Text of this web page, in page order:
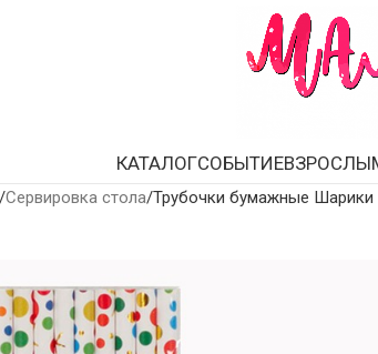
КАТАЛОГСОБЫТИЕ
Сервировка стола Трубочки бумажные Шарики